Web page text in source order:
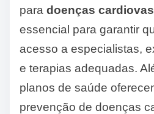
para doenças
essencial para garantir
acesso a especialistas,
e terapias adequadas.
planos de saúde
prevenção de doenças